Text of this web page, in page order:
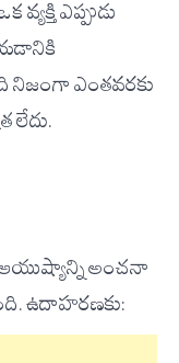
వ్యక్తి ఎప్పుడు
నిజంగా ఎంతవరకు
లేదు.
ఆయుష్యాన్ని అంచనా
ఉదాహరణకు: